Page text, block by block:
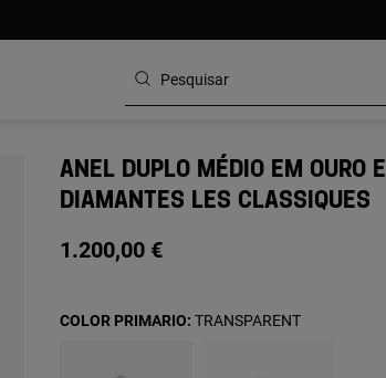
ANEL DUPLO MÉDIO EM OURO E
DIAMANTES LES CLASSIQUES
1.200,00 €
COLOR PRIMARIO: TRANSPARENT